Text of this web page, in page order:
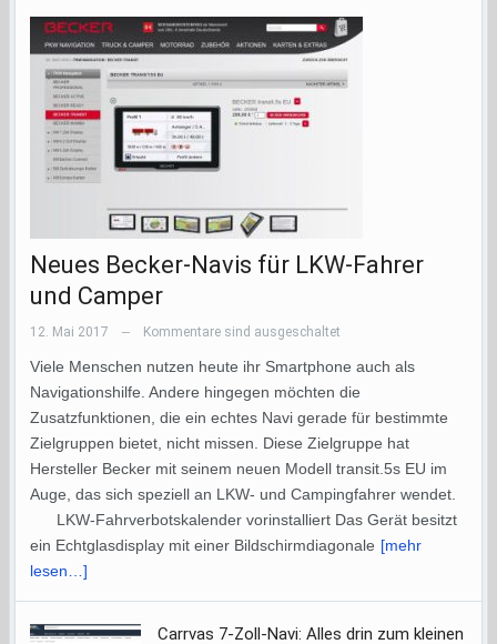
Neues Becker-Navis für LKW-Fahrer
und Camper
12. Mai 2017 — Kommentare sind ausgeschaltet
Viele Menschen nutzen heute ihr Smartphone auch als
Navigationshilfe. Andere hingegen möchten die
Zusatzfunktionen, die ein echtes Navi gerade für bestimmte
Zielgruppen bietet, nicht missen. Diese Zielgruppe hat
Hersteller Becker mit seinem neuen Modell transit.5s EU im
Auge, das sich speziell an LKW- und Campingfahrer wendet.
LKW-Fahrverbotskalender vorinstalliert Das Gerät besitzt
ein Echtglasdisplay mit einer Bildschirmdiagonale [mehr
lesen…]
Carrvas 7-Zoll-Navi: Alles drin zum kleinen